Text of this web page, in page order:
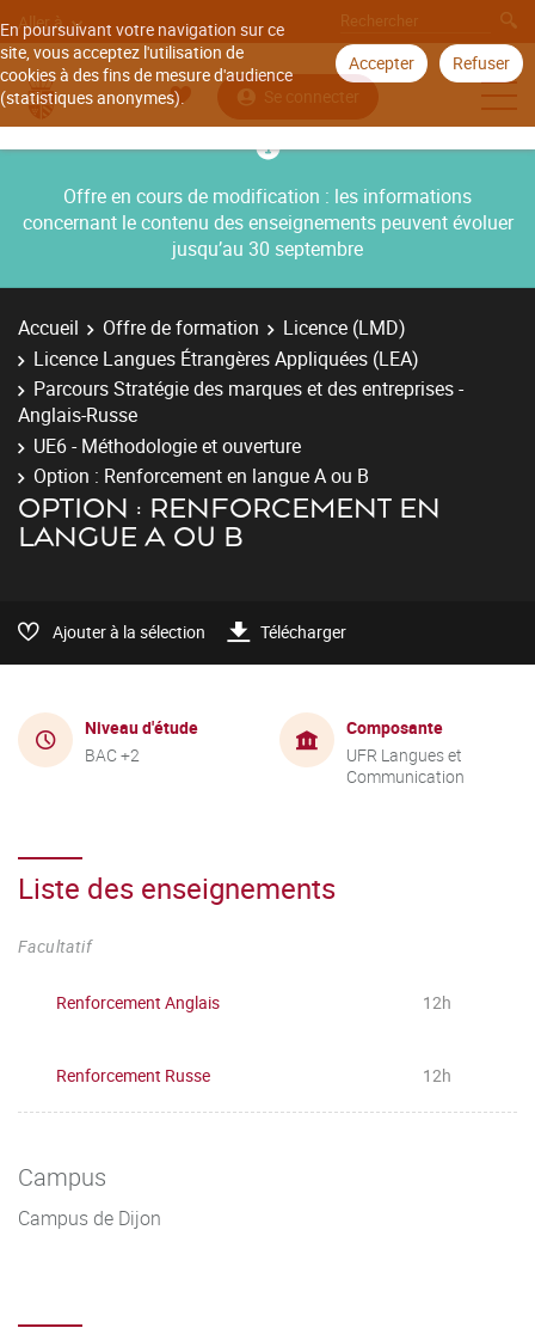
En poursuivant votre navigation sur ce
site, vous acceptez l'utilisation de
cookies à des fins de mesure d'audience
(statistiques anonymes).
Accepter Refuser
Aller à
Se connecter
Offre en cours de modification : les informations
concernant le contenu des enseignements peuvent évoluer
jusqu’au 30 septembre
Accueil Offre de formation
Licence (LMD)
Licence Langues Étrangères Appliquées (LEA)
Parcours Stratégie des marques et des entreprises -
Anglais-Russe
UE6 - Méthodologie et ouverture
Option : Renforcement en langue A ou B
OPTION : RENFORCEMENT EN
LANGUE A OU B
Ajouter à la sélection Télécharger
Niveau d'étude
BAC +2
Composante
UFR Langues et
Communication
Liste des enseignements
Facultatif
Renforcement Anglais 12h
Renforcement Russe 12h
Campus
Campus de Dijon